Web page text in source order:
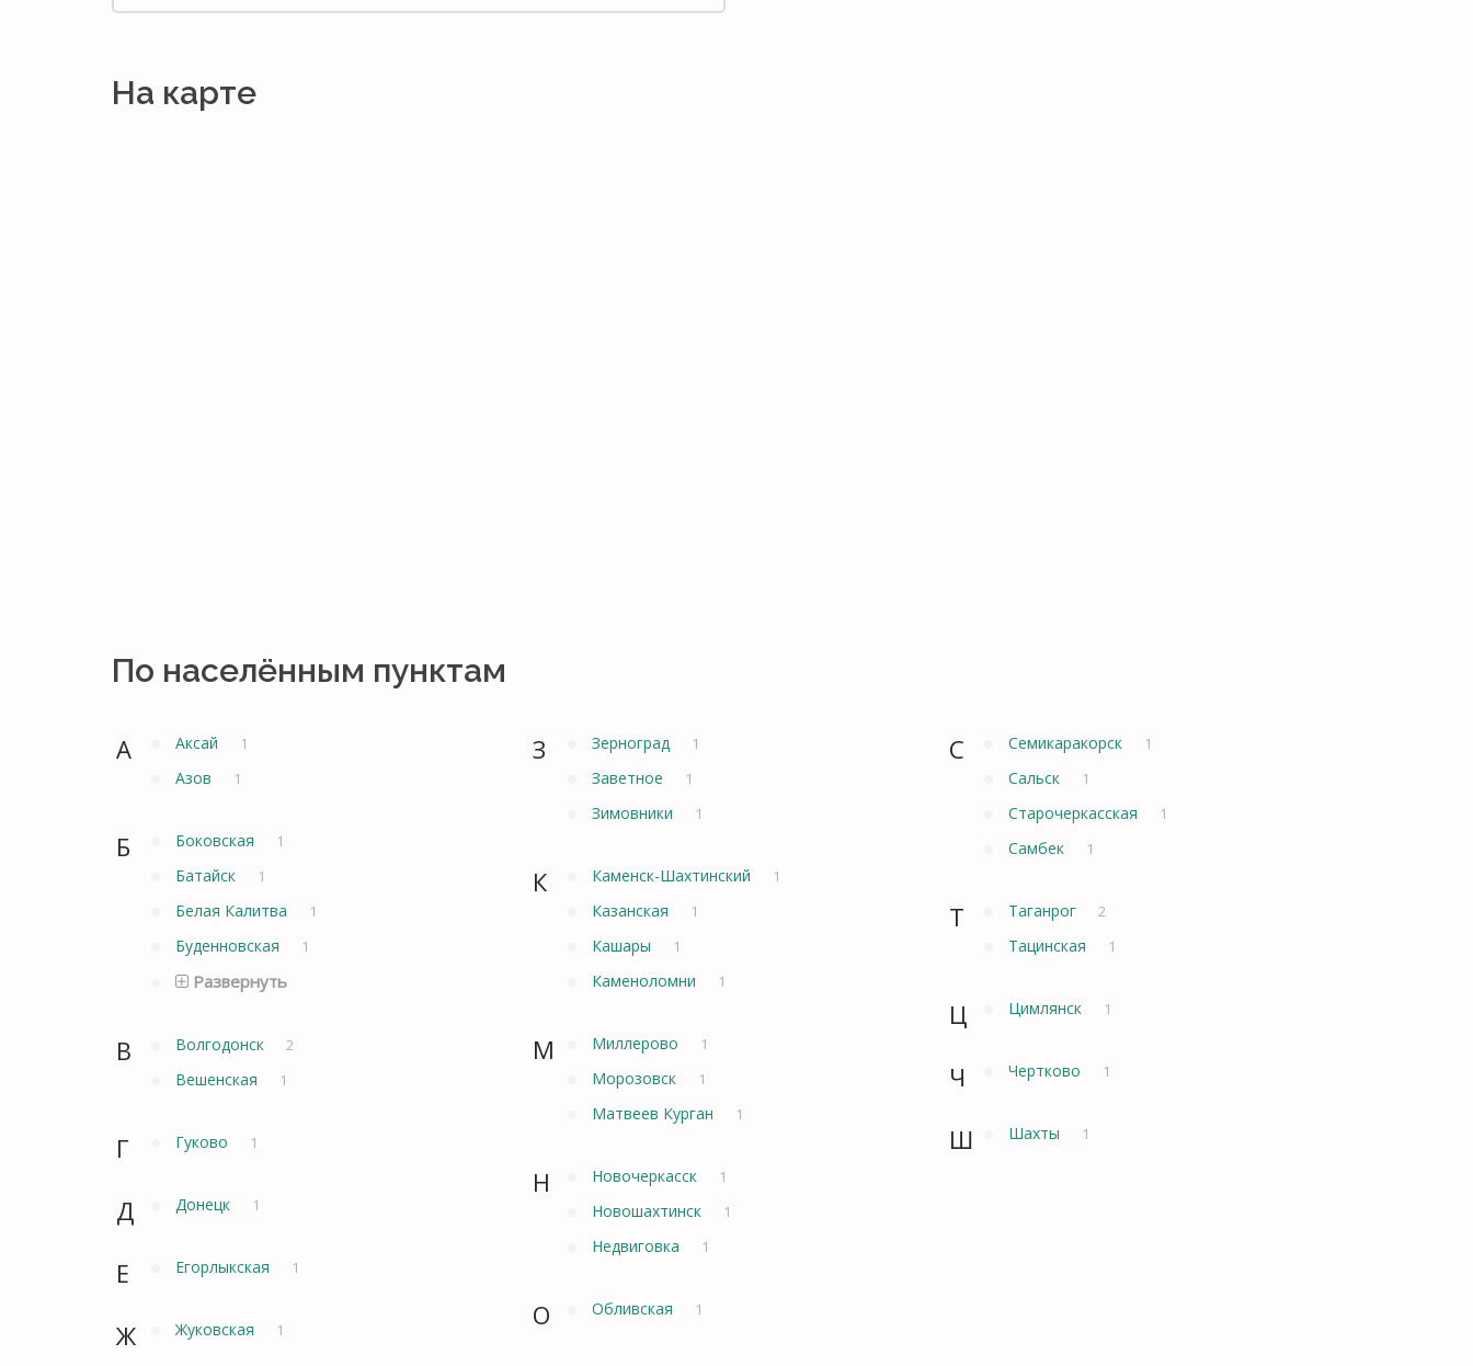
На карте
По населённым пунктам
А Аксай 1
Азов 1
Б Боковская 1
Батайск 1
Белая Калитва 1
Буденновская 1
Развернуть
В Волгодонск 2
Вешенская 1
Г Гуково 1
Д Донецк 1
Е Егорлыкская 1
Ж Жуковская 1
З Зерноград 1
Заветное 1
Зимовники 1
К Каменск-Шахтинский 1
Казанская 1
Кашары 1
Каменоломни 1
М Миллерово 1
Морозовск 1
Матвеев Курган 1
Н Новочеркасск 1
Новошахтинск 1
Недвиговка 1
О Обливская 1
С Семикаракорск 1
Сальск 1
Старочеркасская 1
Самбек 1
Т Таганрог 2
Тацинская 1
Ц Цимлянск 1
Ч Чертково 1
Ш Шахты 1